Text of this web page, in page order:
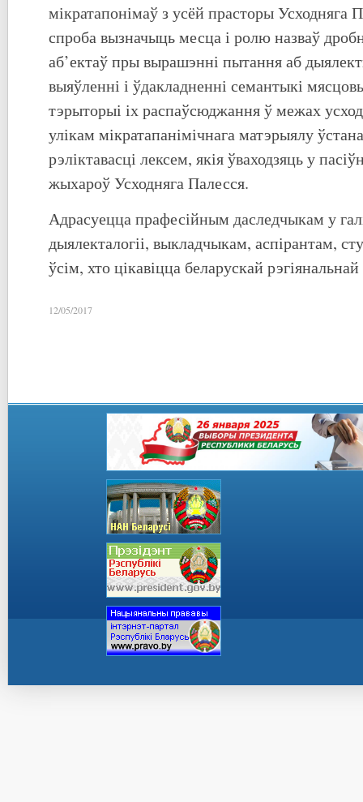
мікратапонімаў з усёй прасторы Усходняга
спроба вызначыць месца і ролю назваў
аб’ектаў пры вырашэнні пытання аб
выяўленні і ўдакладненні семантыкі
тэрыторыі іх распаўсюджання ў межах
улікам мікратапанімічнага матэрыялу
рэліктавасці лексем, якія ўваходзяць у
жыхароў Усходняга Палесся.
Адрасуецца прафесійным даследчыкам у
дыялекталогіі, выкладчыкам, аспірантам,
ўсім, хто цікавіцца беларускай
12/05/2017